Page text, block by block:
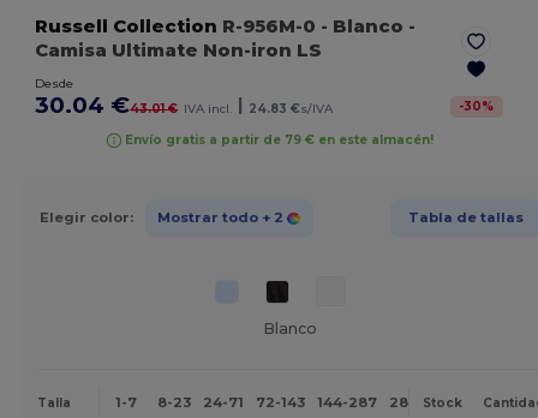
Russell Collection R-956M-0 - Blanco -
Camisa Ultimate Non-iron LS
Desde
30.04 €43.01 € IVA incl. | 24.83 €s/IVA -30%
Envío gratis a partir de 79 € en este almacén!
Elegir color: Mostrar todo + 2 Tabla de tallas
Blanco
Talla 1-7 8-23 24-71 72-143 144-287 288 + Más
Stock